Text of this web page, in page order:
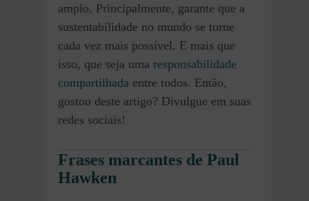
amplo. Principalmente, garante que a
sustentabilidade no mundo se torne
cada vez mais possível. E mais que
isso, que seja uma responsabilidade
compartilhada entre todos. Então,
gostou deste artigo? Divulgue em suas
redes sociais!
Frases marcantes de Paul
Hawken